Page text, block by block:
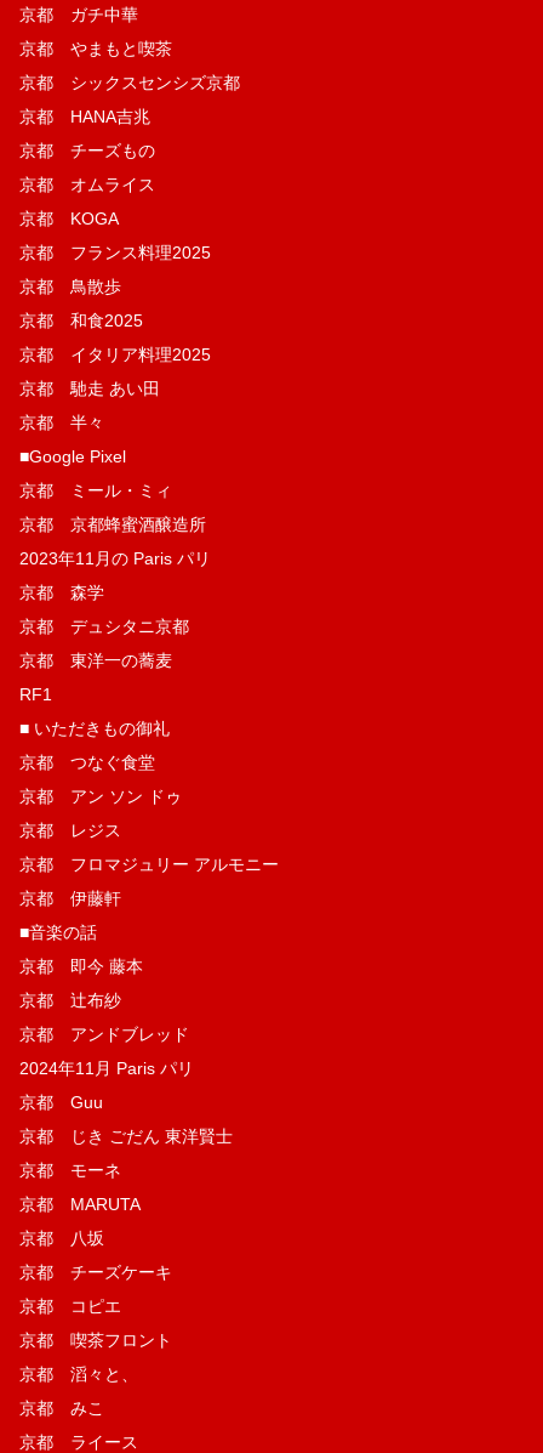
京都 ガチ中華
京都 やまもと喫茶
京都 シックスセンシズ京都
京都 HANA吉兆
京都 チーズもの
京都 オムライス
京都 KOGA
京都 フランス料理2025
京都 鳥散歩
京都 和食2025
京都 イタリア料理2025
京都 馳走 あい田
京都 半々
■Google Pixel
京都 ミール・ミィ
京都 京都蜂蜜酒醸造所
2023年11月の Paris パリ
京都 森学
京都 デュシタニ京都
京都 東洋一の蕎麦
RF1
■ いただきもの御礼
京都 つなぐ食堂
京都 アン ソン ドゥ
京都 レジス
京都 フロマジュリー アルモニー
京都 伊藤軒
■音楽の話
京都 即今 藤本
京都 辻布紗
京都 アンドブレッド
2024年11月 Paris パリ
京都 Guu
京都 じき ごだん 東洋賢士
京都 モーネ
京都 MARUTA
京都 八坂
京都 チーズケーキ
京都 コピエ
京都 喫茶フロント
京都 滔々と、
京都 みこ
京都 ライース